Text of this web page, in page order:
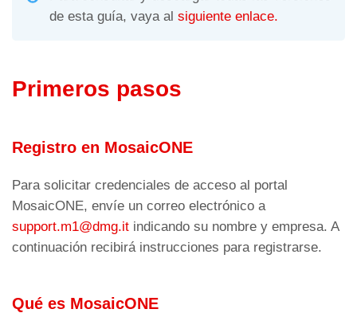
de esta guía, vaya al siguiente enlace.
Primeros pasos
Registro en MosaicONE
Para solicitar credenciales de acceso al portal
MosaicONE, envíe un correo electrónico a
support.m1@dmg.it indicando su nombre y empresa. A
continuación recibirá instrucciones para registrarse.
Qué es MosaicONE